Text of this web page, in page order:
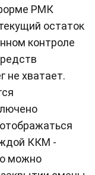
РМК
остаток
контроле
не хватает.
ККМ -
можно